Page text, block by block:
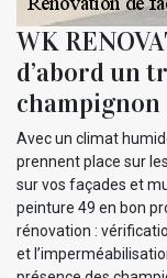
WK
d’abord un
champignon
Avec un climat
prennent place sur
sur vos façades et
peinture 49 en bon
rénovation :
et